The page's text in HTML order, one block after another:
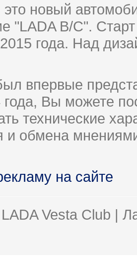
это новый
"LADA B/C".
года. Над
впервые
года, Вы можете
технические
обмена
на сайте
Vesta Club |